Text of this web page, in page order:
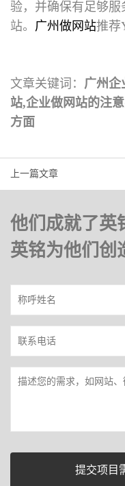
验，并确保有足够服
站。 广州做网站推荐
文章关键词： 广州企
站,企业做网站的注
方面
上一篇文章
他们成就了英
英铭为他们创